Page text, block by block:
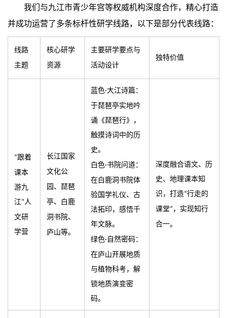
我们与九江市青少年宫等权威机构深度合作，精心打造
并成功运营了多条标杆性研学线路，以下是部分代表线路：
线路
主题
核心研学
资源
主要研学要点与
活动设计
独特价值
“跟着
课本
游九
江”人
文研
学营
长江国家
文化公
园、琵琶
亭、白鹿
洞书院、
庐山等。
蓝色·大江诗篇：
于琵琶亭实地吟
诵《琵琶行》，
触摸诗词中的历
史。
白色·书院问道：
在白鹿洞书院体
验国学礼仪、古
法拓印，感悟千
年文脉。
绿色· 自然密码：
在庐山开展地质
与植物科考，解
锁地质演变密
码。
深度融合语文、历
史、地理课本知
识，打造“行走的
课堂” ，实现知行
合一。